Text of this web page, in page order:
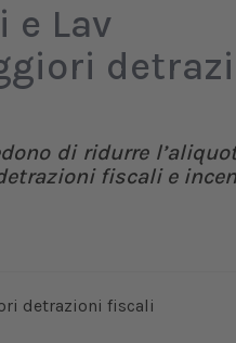
e Lav
di ridurre
fiscali e